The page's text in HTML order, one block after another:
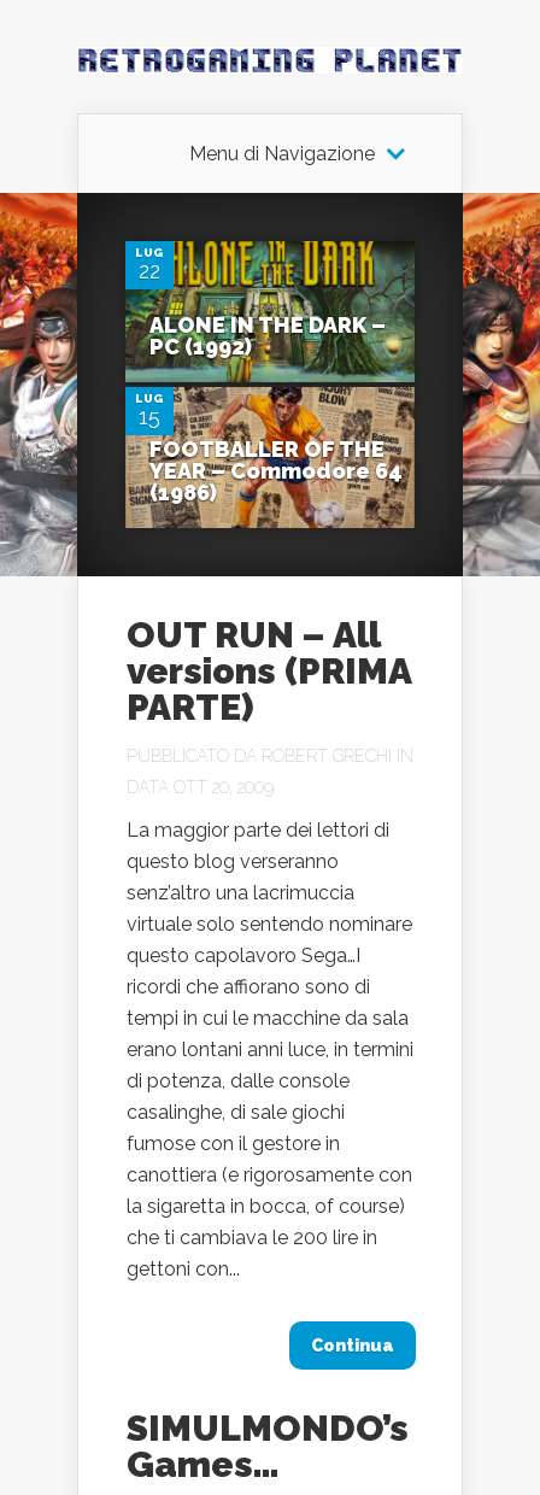
Menu di Navigazione
LUG
22
ALONE IN THE DARK –
PC (1992)
LUG
15
0
FOOTBALLER OF THE
YEAR – Commodore 64
(1986)
OUT RUN – All
versions (PRIMA
PARTE)
PUBBLICATO DA ROBERT GRECHI
IN
DATA OTT 20, 2009
La maggior parte dei lettori di
questo blog verseranno
senz’altro una lacrimuccia
virtuale solo sentendo nominare
questo capolavoro Sega…I
ricordi che affiorano sono di
tempi in cui le macchine da sala
erano lontani anni luce, in termini
di potenza, dalle console
casalinghe, di sale giochi
fumose con il gestore in
canottiera (e rigorosamente con
la sigaretta in bocca, of course)
che ti cambiava le 200 lire in
gettoni con...
Continua
SIMULMONDO’s
Games…